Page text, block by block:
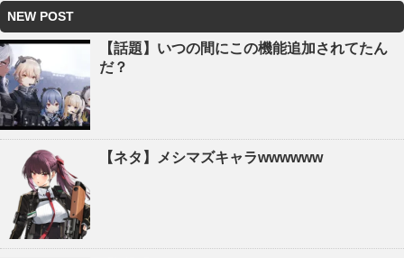
NEW POST
【話題】いつの間にこの機能追加されてたん
だ？
【ネタ】メシマズキャラwwwwww